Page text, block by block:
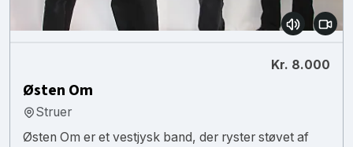
Kr. 8.000
Østen Om
Struer
Østen Om er et vestjysk band, der ryster støvet af